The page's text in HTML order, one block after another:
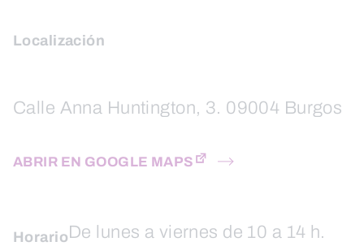
Localización
Calle Anna Huntington, 3. 09004 Burgos
ABRIR EN GOOGLE MAPS
HorarioDe lunes a viernes de 10 a 14 h.